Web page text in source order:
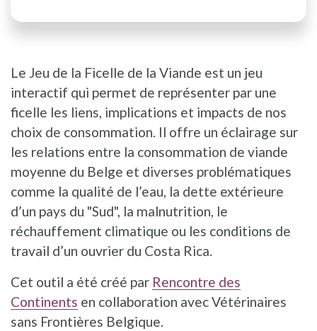
Le Jeu de la Ficelle de la Viande est un jeu
interactif qui permet de représenter par une
ficelle les liens, implications et impacts de nos
choix de consommation. Il offre un éclairage sur
les relations entre la consommation de viande
moyenne du Belge et diverses problématiques
comme la qualité de l’eau, la dette extérieure
d’un pays du "Sud", la malnutrition, le
réchauffement climatique ou les conditions de
travail d’un ouvrier du Costa Rica.
Cet outil a été créé par Rencontre des
Continents en collaboration avec Vétérinaires
sans Frontières Belgique.